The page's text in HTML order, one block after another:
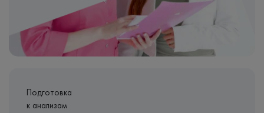
Подготовка
к анализам